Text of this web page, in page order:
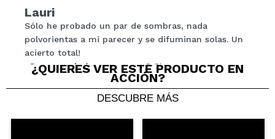
ENVIAR
Lauri
Sólo he probado un par de sombras, nada
polvorientas a mi parecer y se difuminan solas. Un
acierto total!
¿Recomendarías su compra?Si
Hace 4 meses
¿QUIERES VER ESTE PRODUCTO EN
ACCIÓN?
DESCUBRE MÁS